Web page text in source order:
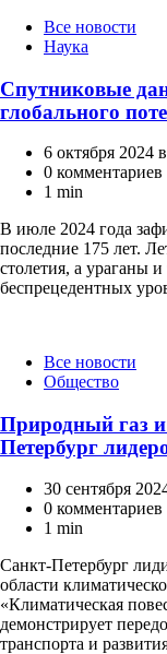
КатегорииВсе новости
Наука
Спутниковые
глобального
6 октября 2024
0 комментариев
1 min
В июле 2024 года
последние 175 лет.
столетия, а ураганы
беспрецедентных
КатегорииВсе новости
Общество
Природный газ и
Петербург
30 сентября
0 комментариев
1 min
Санкт-Петербург
области
«Климатическая
демонстрирует
транспорта и